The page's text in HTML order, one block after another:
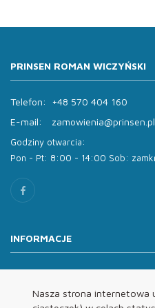
Nasza strona internetowa
PRINSEN ROMAN WICZYŃSKI
Telefon:
+48 570 404 160
E-mail:
zamowienia@prinsen.pl
Godziny otwarcia:
Pon - Pt: 8:00 - 14:00 Sob:
INFORMACJE
Oferta